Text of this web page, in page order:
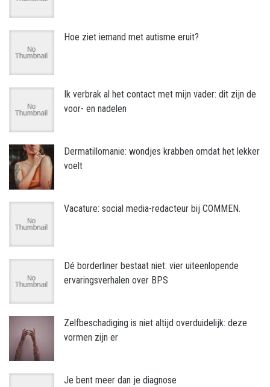
Hoe ziet iemand met autisme eruit?
Ik verbrak al het contact met mijn vader: dit zijn de
voor- en nadelen
Dermatillomanie: wondjes krabben omdat het lekker
voelt
Vacature: social media-redacteur bij COMMEN.
Dé borderliner bestaat niet: vier uiteenlopende
ervaringsverhalen over BPS
Zelfbeschadiging is niet altijd overduidelijk: deze
vormen zijn er
Je bent meer dan je diagnose